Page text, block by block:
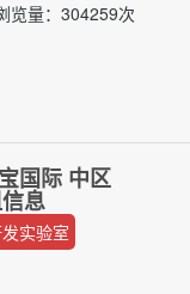
量：304259次
国际 中区
息
实验室